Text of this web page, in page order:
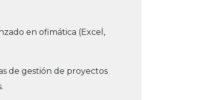
en ofimática (Excel,
de gestión de proyectos